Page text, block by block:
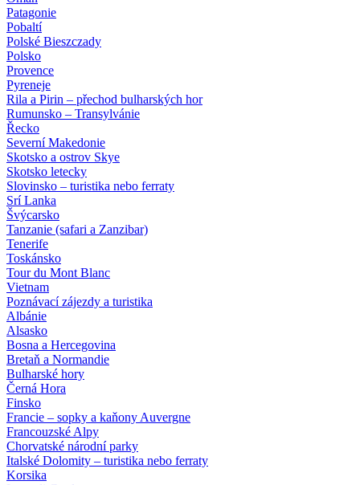
Patagonie
Pobaltí
Polské Bieszczady
Polsko
Provence
Pyreneje
Rila a Pirin – přechod bulharských hor
Rumunsko – Transylvánie
Řecko
Severní Makedonie
Skotsko a ostrov Skye
Skotsko letecky
Slovinsko – turistika nebo ferraty
Srí Lanka
Švýcarsko
Tanzanie (safari a Zanzibar)
Tenerife
Toskánsko
Tour du Mont Blanc
Vietnam
Poznávací zájezdy a turistika
Albánie
Alsasko
Bosna a Hercegovina
Bretaň a Normandie
Bulharské hory
Černá Hora
Finsko
Francie – sopky a kaňony Auvergne
Francouzské Alpy
Chorvatské národní parky
Italské Dolomity – turistika nebo ferraty
Korsika